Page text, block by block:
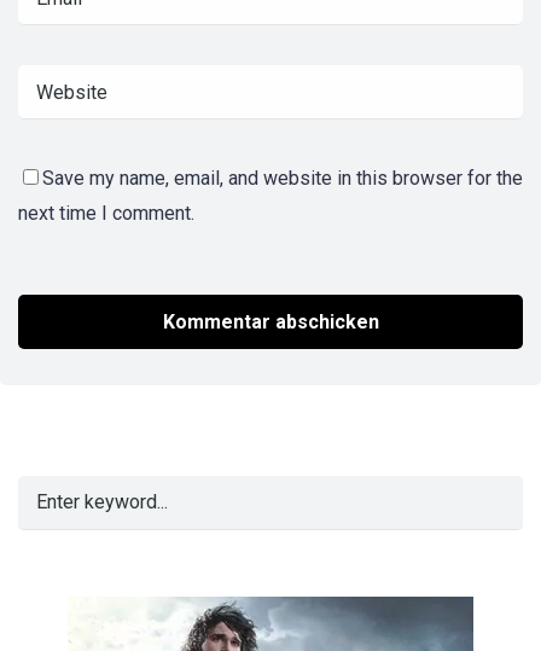
Save my name, email, and website in this browser for the
next time I comment.